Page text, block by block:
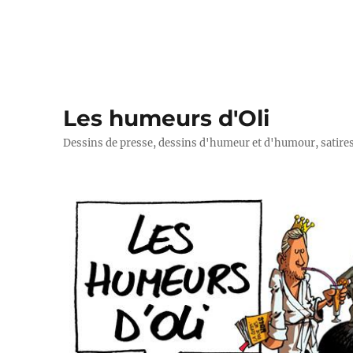
Les humeurs d'Oli
Dessins de presse, dessins d'humeur et d'humour,